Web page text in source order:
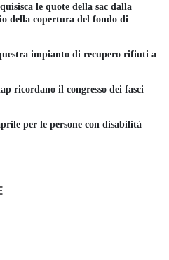
le quote della sac dalla
della copertura del fondo di
impianto di recupero rifiuti a
ricordano il congresso dei fasci
per le persone con disabilità